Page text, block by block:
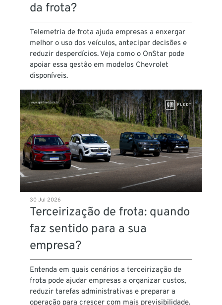
da frota?
Telemetria de frota ajuda empresas a enxergar
melhor o uso dos veículos, antecipar decisões e
reduzir desperdícios. Veja como o OnStar pode
apoiar essa gestão em modelos Chevrolet
disponíveis.
30 Jul 2026
Terceirização de frota: quando
faz sentido para a sua
empresa?
Entenda em quais cenários a terceirização de
frota pode ajudar empresas a organizar custos,
reduzir tarefas administrativas e preparar a
operação para crescer com mais previsibilidade.